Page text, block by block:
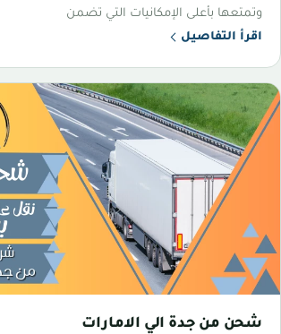
وتمتعها بأعلى الإمكانيات التي تضمن
اقرأ التفاصيل
شحن من جدة الي الامارات